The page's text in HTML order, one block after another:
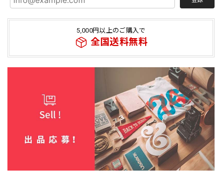
5,000円以上のご購入で
全国送料無料